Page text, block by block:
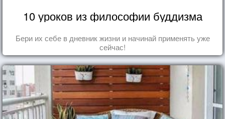
10 уроков из философии буддизма
Бери их себе в дневник жизни и начинай применять уже
сейчас!